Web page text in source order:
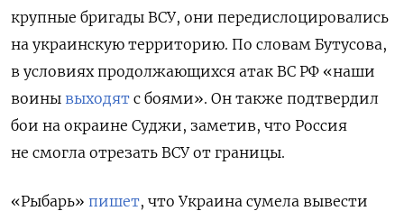
крупные бригады ВСУ, они передислоцировались
на украинскую территорию. По словам Бутусова,
в условиях продолжающихся атак ВС РФ «наши
воины выходят с боями». Он также подтвердил
бои на окраине Суджи, заметив, что Россия
не смогла отрезать ВСУ от границы.
«Рыбарь» пишет, что Украина сумела вывести